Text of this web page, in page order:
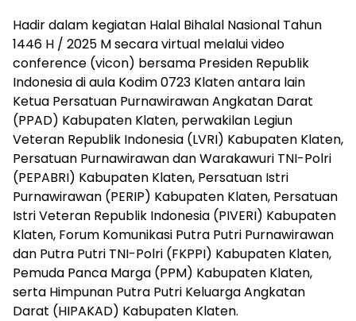
Hadir dalam kegiatan Halal Bihalal Nasional Tahun
1446 H / 2025 M secara virtual melalui video
conference (vicon) bersama Presiden Republik
Indonesia di aula Kodim 0723 Klaten antara lain
Ketua Persatuan Purnawirawan Angkatan Darat
(PPAD) Kabupaten Klaten, perwakilan Legiun
Veteran Republik Indonesia (LVRI) Kabupaten Klaten,
Persatuan Purnawirawan dan Warakawuri TNI-Polri
(PEPABRI) Kabupaten Klaten, Persatuan Istri
Purnawirawan (PERIP) Kabupaten Klaten, Persatuan
Istri Veteran Republik Indonesia (PIVERI) Kabupaten
Klaten, Forum Komunikasi Putra Putri Purnawirawan
dan Putra Putri TNI-Polri (FKPPI) Kabupaten Klaten,
Pemuda Panca Marga (PPM) Kabupaten Klaten,
serta Himpunan Putra Putri Keluarga Angkatan
Darat (HIPAKAD) Kabupaten Klaten.